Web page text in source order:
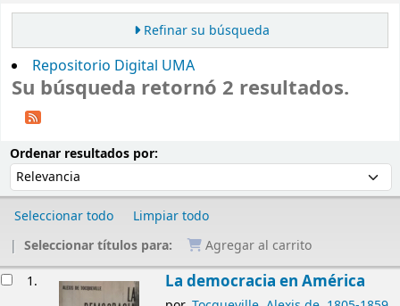
Refinar su búsqueda
Repositorio Digital UMA
Su búsqueda retornó 2 resultados.
Ordenar resultados por:
Seleccionar todo
Limpiar todo
Seleccionar títulos para:
Agregar al carrito
1. La democracia en América